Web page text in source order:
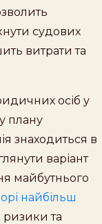
судових
витрати та
осіб у
плану
знаходиться в
варіант
майбутнього
найбільш
та